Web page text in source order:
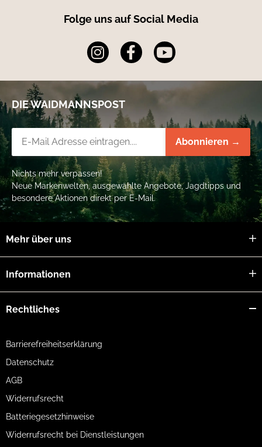
Folge uns auf Social Media
DIE WAIDMANNSPOST
Abonnieren →
Nichts mehr verpassen!
Neue Markenwelten, ausgewählte Angebote, Jagdtipps und
besondere Aktionen direkt per E-Mail.
Mehr über uns
Informationen
Rechtliches
Barrierefreiheitserklärung
Datenschutz
AGB
Widerrufsrecht
Batteriegesetzhinweise
Widerrufsrecht bei Dienstleistungen